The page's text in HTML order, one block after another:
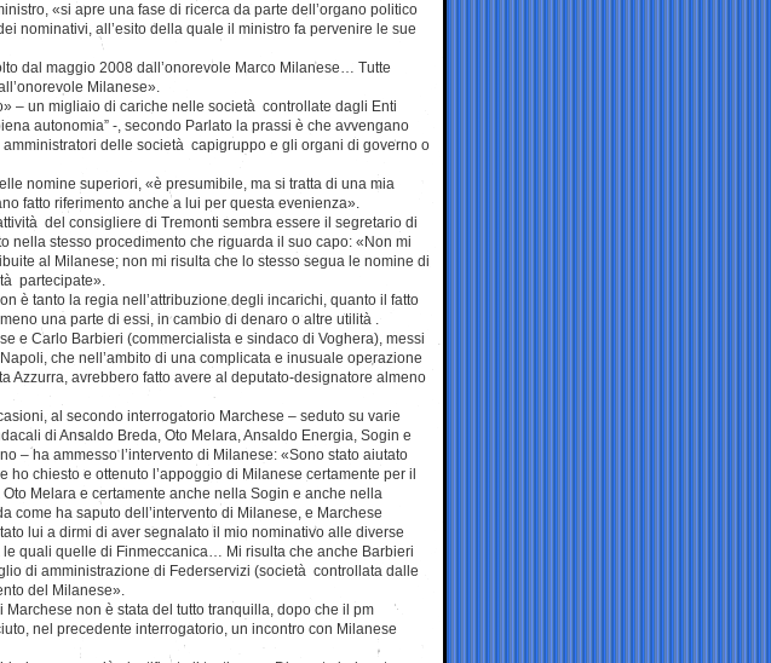
«si apre una fase di ricerca da parte dell’organo politico
nominativi, all’esito della quale il ministro fa pervenire le sue
dal maggio 2008 dall’onorevole Marco Milanese… Tutte
Milanese».
– un migliaio di cariche nelle società controllate dagli Enti
autonomia” -, secondo Parlato la prassi è che avvengano
delle società capigruppo e gli organi di governo o
nomine superiori, «è presumibile, ma si tratta di una mia
fatto riferimento anche a lui per questa evenienza».
del consigliere di Tremonti sembra essere il segretario di
nella stesso procedimento che riguarda il suo capo: «Non mi
al Milanese; non mi risulta che lo stesso segua le nomine di
partecipate».
è tanto la regia nell’attribuzione degli incarichi, quanto il fatto
una parte di essi, in cambio di denaro o altre utilità .
e Carlo Barbieri (commercialista e sindaco di Voghera), messi
che nell’ambito di una complicata e inusuale operazione
Azzurra, avrebbero fatto avere al deputato-designatore almeno
al secondo interrogatorio Marchese – seduto su varie
di Ansaldo Breda, Oto Melara, Ansaldo Energia, Sogin e
– ha ammesso l’intervento di Milanese: «Sono stato aiutato
ho chiesto e ottenuto l’appoggio di Milanese certamente per il
Melara e certamente anche nella Sogin e anche nella
come ha saputo dell’intervento di Milanese, e Marchese
lui a dirmi di aver segnalato il mio nominativo alle diverse
quali quelle di Finmeccanica… Mi risulta che anche Barbieri
di amministrazione di Federservizi (società controllata dalle
del Milanese».
non è stata del tutto tranquilla, dopo che il pm
nel precedente interrogatorio, un incontro con Milanese